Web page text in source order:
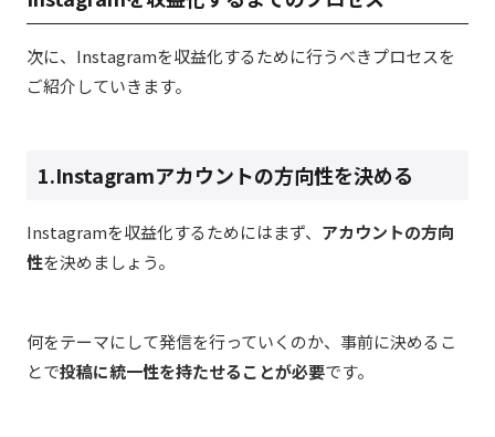
次に、Instagramを収益化するために行うべきプロセスを
ご紹介していきます。
1.Instagramアカウントの方向性を決める
Instagramを収益化するためにはまず、 アカウントの方向
性を決めましょう。
何をテーマにして発信を行っていくのか、事前に決めるこ
とで投稿に統一性を持たせることが必要です。